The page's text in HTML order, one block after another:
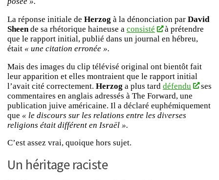
La réponse initiale de Herzog à la dénonciation par David
Sheende sa rhétorique haineuse a consisté
à prétendre
que le rapport initial, publié dans un journal en hébreu,
était « une citation erronée ».
Mais des images du clip télévisé original ont bientôt fait
leur apparition et elles montraient que le rapport initial
l’avait cité correctement. Herzog a plus tard défendu
ses
commentaires en anglais adressés à The Forward, une
publication juive américaine. Il a déclaré euphémiquement
que « le discours sur les relations entre les diverses
religions était différent en Israël ».
C’est assez vrai, quoique hors sujet.
Un héritage raciste